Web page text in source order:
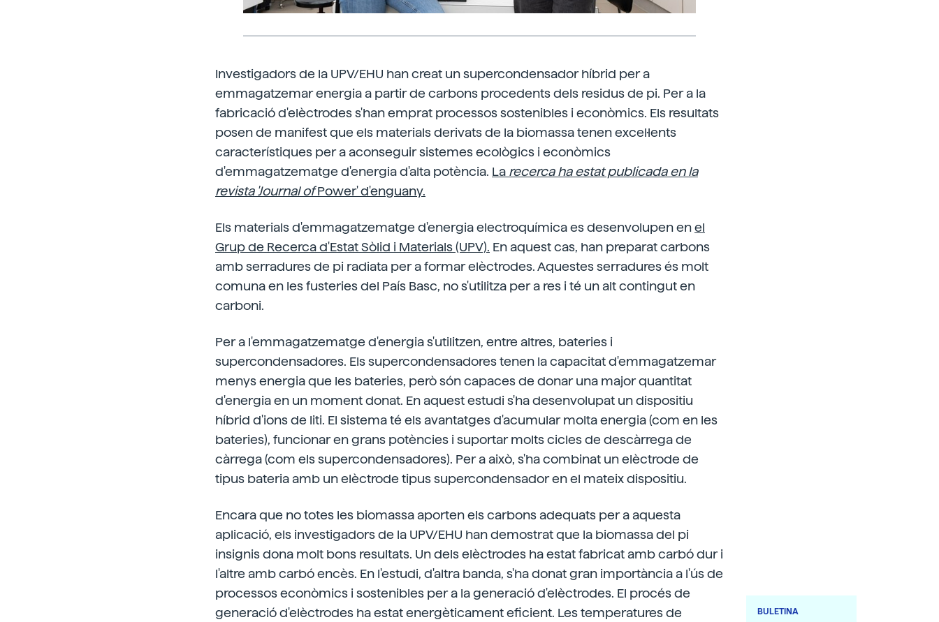
Investigadors de la UPV/EHU han creat un supercondensador híbrid per a
emmagatzemar energia a partir de carbons procedents dels residus de pi. Per a la
fabricació d'elèctrodes s'han emprat processos sostenibles i econòmics. Els resultats
posen de manifest que els materials derivats de la biomassa tenen excel·lents
característiques per a aconseguir sistemes ecològics i econòmics
d'emmagatzematge d'energia d'alta potència. La recerca ha estat publicada en la
revista 'Journal ofPower' d'enguany.
Els materials d'emmagatzematge d'energia electroquímica es desenvolupen enel
Grup de Recerca d'Estat Sòlid i Materials (UPV). En aquest cas, han preparat carbons
amb serradures de pi radiata per a formar elèctrodes. Aquestes serradures és molt
comuna en les fusteries del País Basc, no s'utilitza per a res i té un alt contingut en
carboni.
Per a l'emmagatzematge d'energia s'utilitzen, entre altres, bateries i
supercondensadores. Els supercondensadores tenen la capacitat d'emmagatzemar
menys energia que les bateries, però són capaces de donar una major quantitat
d'energia en un moment donat. En aquest estudi s'ha desenvolupat un dispositiu
híbrid d'ions de liti. El sistema té els avantatges d'acumular molta energia (com en les
bateries), funcionar en grans potències i suportar molts cicles de descàrrega de
càrrega (com els supercondensadores). Per a això, s'ha combinat un elèctrode de
tipus bateria amb un elèctrode tipus supercondensador en el mateix dispositiu.
Encara que no totes les biomassa aporten els carbons adequats per a aquesta
aplicació, els investigadors de la UPV/EHU han demostrat que la biomassa del pi
insignis dona molt bons resultats. Un dels elèctrodes ha estat fabricat amb carbó dur i
l'altre amb carbó encès. En l'estudi, d'altra banda, s'ha donat gran importància a l'ús de
processos econòmics i sostenibles per a la generació d'elèctrodes. El procés de
generació d'elèctrodes ha estat energèticament eficient. Les temperatures de
BULETINA